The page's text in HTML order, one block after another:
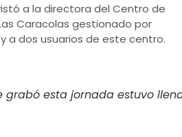
a la directora del Centro de
Caracolas gestionado por
y a dos usuarios de este centro.
grabó esta jornada estuvo